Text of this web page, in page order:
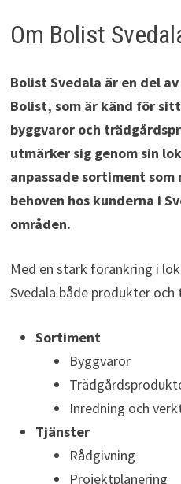
Om Bolist
Bolist Svedala är en del
Bolist, som är känd för
byggvaror och
utmärker sig genom sin
anpassade sortiment
behoven hos kunderna i
områden.
Med en stark förankring i
Svedala både produkter
Sortiment
Byggvaror
Inredning och
Tjänster
Rådgivning
Projektplanering